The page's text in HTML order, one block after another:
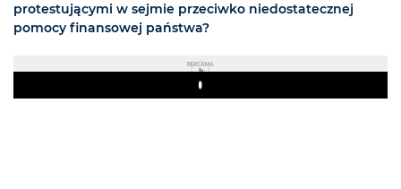
protestującymi w sejmie przeciwko niedostatecznej
pomocy finansowej państwa?
REKLAMA
Play